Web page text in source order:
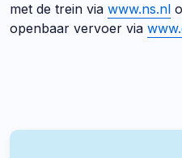
met de trein via www.ns.nl
openbaar vervoer via